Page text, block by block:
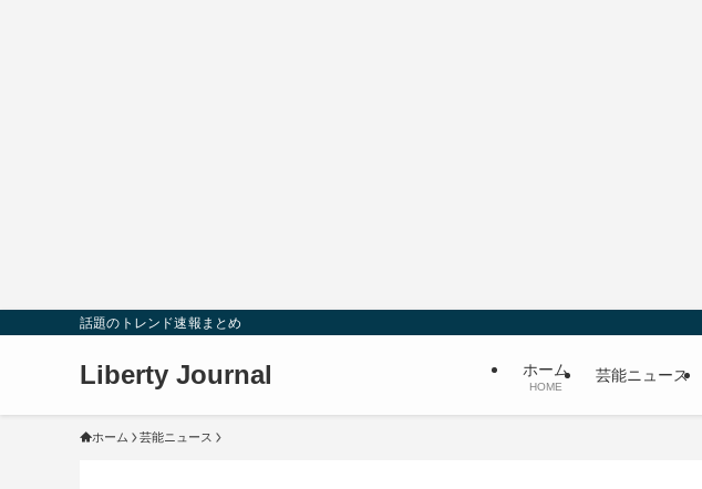
話題のトレンド速報まとめ
Liberty Journal ホーム
HOME
芸能ニュース
ホーム 芸能ニュース